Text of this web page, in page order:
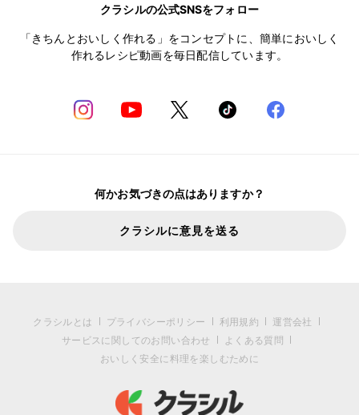
クラシルの公式SNSをフォロー
「きちんとおいしく作れる」をコンセプトに、簡単においしく
作れるレシピ動画を毎日配信しています。
何かお気づきの点はありますか？
クラシルに意見を送る
クラシルとは プライバシーポリシー 利用規約
運営会社
サービスに関してのお問い合わせ
よくある質問
おいしく安全に料理を楽しむために